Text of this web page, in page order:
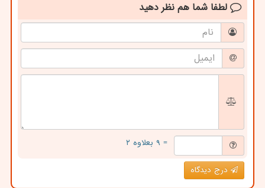
لطفا شما هم نظر دهید
= ۹ بعلاوه ۲
درج دیدگاه